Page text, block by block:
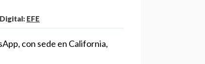
EFE
con sede en California,